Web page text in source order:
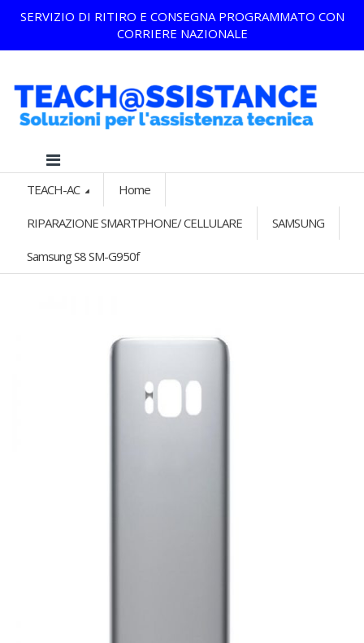
SERVIZIO DI RITIRO E CONSEGNA PROGRAMMATO CON
CORRIERE NAZIONALE
TEACH-AC Home
RIPARAZIONE SMARTPHONE/ CELLULARE SAMSUNG
Samsung S8 SM-G950f